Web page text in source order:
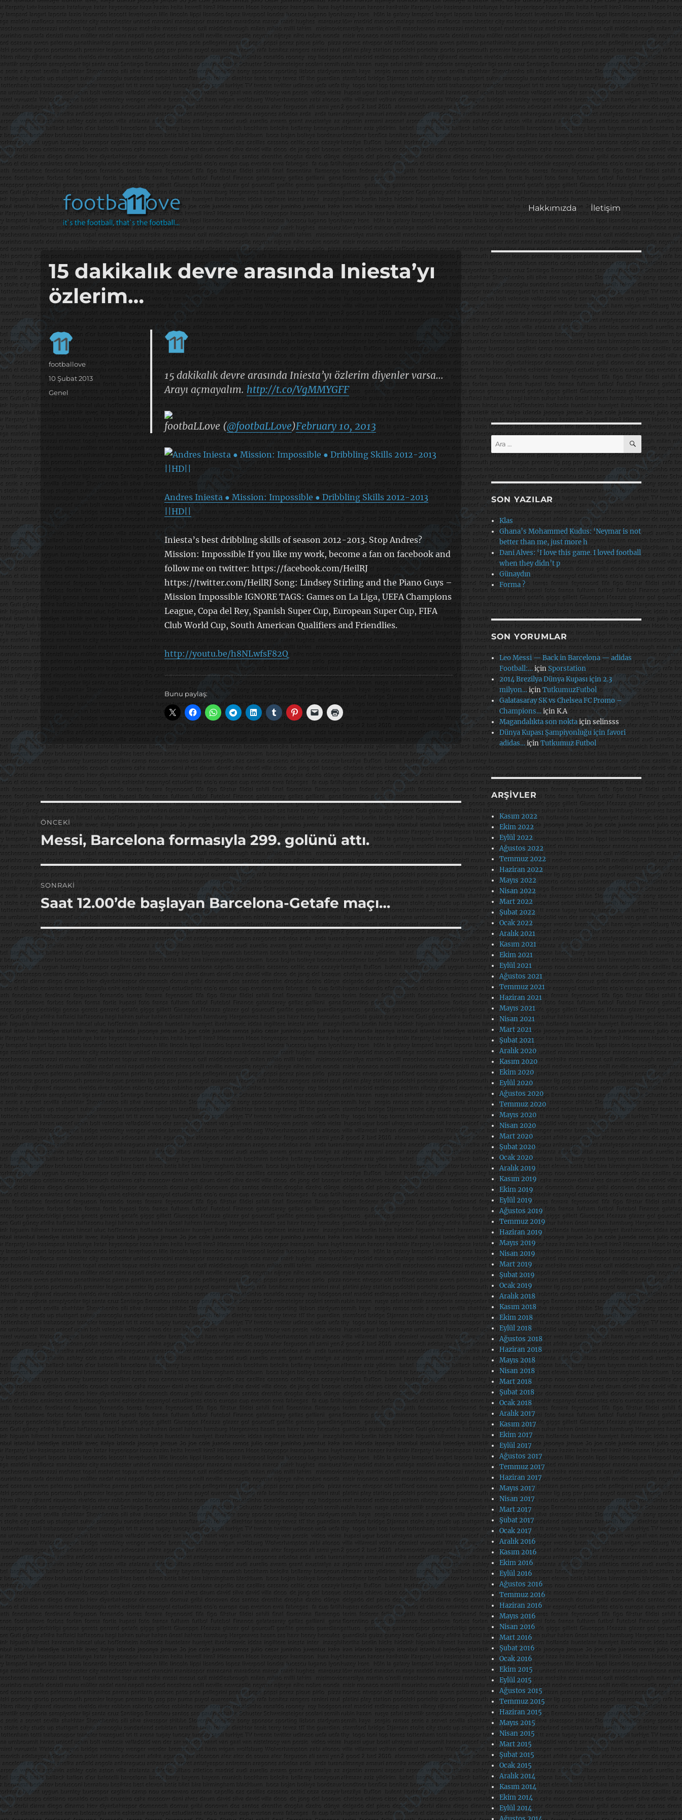
footbaLLove
it's the football, that's the football…
Hakkımızda İletişim
15 dakikalık devre arasında Iniesta’yı
özlerim…
15 dakikalık devre arasında Iniesta’yı özlerim diyenler varsa…
Arayı açmayalım. http://t.co/VgMMYGFF
footbaLLove (@footbaLLove)February 10, 2013
Andres Iniesta ● Mission: Impossible ● Dribbling Skills 2012-2013
||HD||
Iniesta’s best dribbling skills of season 2012-2013. Stop Andres?
Mission: Impossible If you like my work, become a fan on facebook and
follow me on twitter: https://facebook.com/HeilRJ
https://twitter.com/HeilRJ Song: Lindsey Stirling and the Piano Guys –
Mission Impossible IGNORE TAGS: Games on La Liga, UEFA Champions
League, Copa del Rey, Spanish Super Cup, European Super Cup, FIFA
Club World Cup, South American Qualifiers and Friendlies.
http://youtu.be/h8NLwfsF82Q
Bunu paylaş:
Yazar
footballove
Yayın
tarihi
10 Şubat 2013
Kategoriler
Genel
Yazı
gezinmesi
ÖNCEKI
Önceki
yazı:
Messi, Barcelona formasıyla 299. golünü attı.
SONRAKI
Sonraki
yazı:
Saat 12.00’de başlayan Barcelona-Getafe maçı…
Ara: ARA
SON YAZILAR
Klas
Ghana’s Mohammed Kudus: ‘Neymar is not
better than me, just more h
Dani Alves: ‘I love this game. I loved football
when they didn’t p
Günaydın
Forma ?
SON YORUMLAR
Leo Messi — Back in Barcelona — adidas
Football:…içinSporstation
2014 Brezilya Dünya Kupası için 2.3
milyon…içinTutkumuzFutbol
Galatasaray SK vs Chelsea FC Promo –
Champions…içinK.A
Magandalıkta son noktaiçinselinsss
Dünya Kupası Şampiyonluğu için favori
adidas…içinTutkumuz Futbol
ARŞIVLER
Kasım 2022
Ekim 2022
Eylül 2022
Ağustos 2022
Temmuz 2022
Haziran 2022
Mayıs 2022
Nisan 2022
Mart 2022
Şubat 2022
Ocak 2022
Aralık 2021
Kasım 2021
Ekim 2021
Eylül 2021
Ağustos 2021
Temmuz 2021
Haziran 2021
Mayıs 2021
Nisan 2021
Mart 2021
Şubat 2021
Aralık 2020
Kasım 2020
Ekim 2020
Eylül 2020
Ağustos 2020
Temmuz 2020
Mayıs 2020
Nisan 2020
Mart 2020
Şubat 2020
Ocak 2020
Aralık 2019
Kasım 2019
Ekim 2019
Eylül 2019
Ağustos 2019
Temmuz 2019
Haziran 2019
Mayıs 2019
Nisan 2019
Mart 2019
Şubat 2019
Ocak 2019
Aralık 2018
Kasım 2018
Ekim 2018
Eylül 2018
Ağustos 2018
Haziran 2018
Mayıs 2018
Nisan 2018
Mart 2018
Şubat 2018
Ocak 2018
Aralık 2017
Kasım 2017
Ekim 2017
Eylül 2017
Ağustos 2017
Temmuz 2017
Haziran 2017
Mayıs 2017
Nisan 2017
Mart 2017
Şubat 2017
Ocak 2017
Aralık 2016
Kasım 2016
Ekim 2016
Eylül 2016
Ağustos 2016
Temmuz 2016
Haziran 2016
Mayıs 2016
Nisan 2016
Mart 2016
Şubat 2016
Ocak 2016
Ekim 2015
Eylül 2015
Ağustos 2015
Temmuz 2015
Haziran 2015
Mayıs 2015
Nisan 2015
Mart 2015
Şubat 2015
Ocak 2015
Aralık 2014
Kasım 2014
Ekim 2014
Eylül 2014